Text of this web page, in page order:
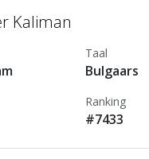
Kaliman
Taal
Bulgaars
Ranking
#7433